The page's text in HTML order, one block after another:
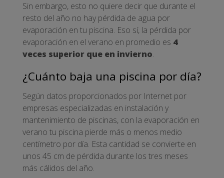
Sin embargo, esto no quiere decir que durante el
resto del año no hay pérdida de agua por
evaporación en tu piscina. Eso sí, la pérdida por
evaporación en el verano en promedio es 4
veces superior que en invierno.
¿Cuánto baja una piscina por día?
Según datos proporcionados por Internet por
empresas especializadas en instalación y
mantenimiento de piscinas, con la evaporación en
verano tu piscina pierde más o menos medio
centímetro por día. Esta cantidad se convierte en
unos 45 cm de pérdida durante los tres meses
más cálidos del año.